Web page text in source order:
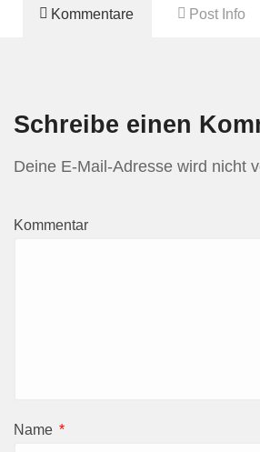
Kommentare Post Info
Schreibe einen
Deine E-Mail-Adresse wird nicht
Kommentar
Name *